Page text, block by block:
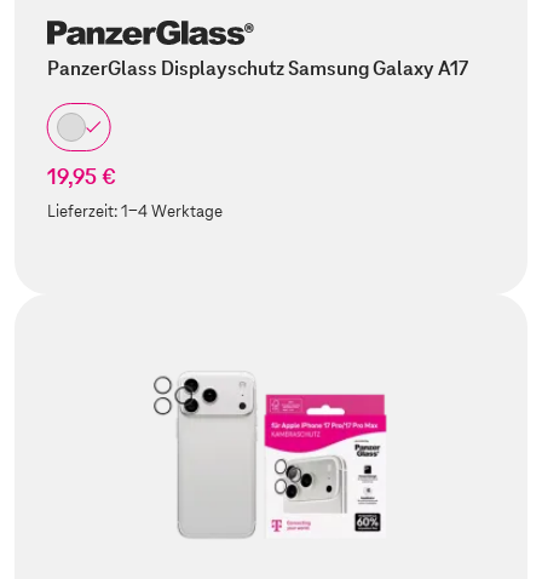
PanzerGlass Displayschutz Samsung Galaxy A17
19,95 €
Lieferzeit:1-4 Werktage